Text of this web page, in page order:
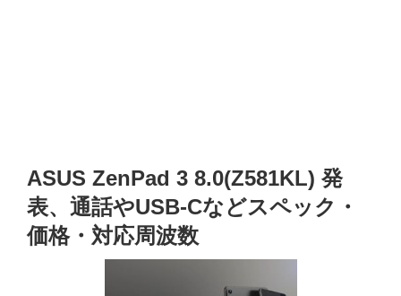
ASUS ZenPad 3 8.0(Z581KL) 発
表、通話やUSB-Cなどスペック・
価格・対応周波数